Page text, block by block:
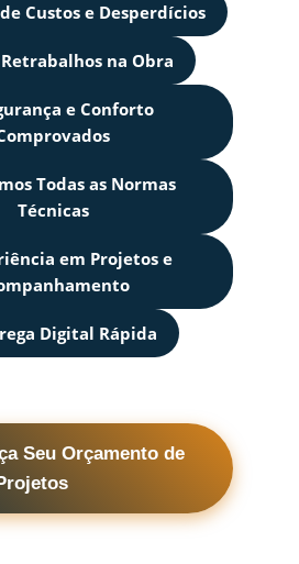
Custos e Desperdícios
na Obra
e Conforto
Todas as Normas
Técnicas
em Projetos e
Digital Rápida
Orçamento de